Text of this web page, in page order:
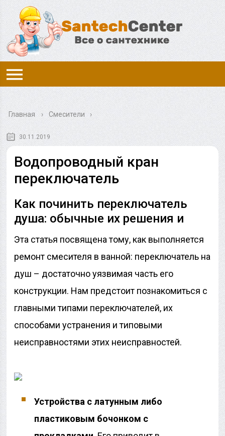
Главная › Смесители
30.11.2019
Водопроводный кран
переключатель
Как починить переключатель
душа: обычные их решения и
Эта статья посвящена тому, как выполняется
ремонт смесителя в ванной: переключатель на
душ – достаточно уязвимая часть его
конструкции. Нам предстоит познакомиться с
главными типами переключателей, их
способами устранения и типовыми
неисправностями этих неисправностей.
Устройства с латунным либо
пластиковым бочонком с